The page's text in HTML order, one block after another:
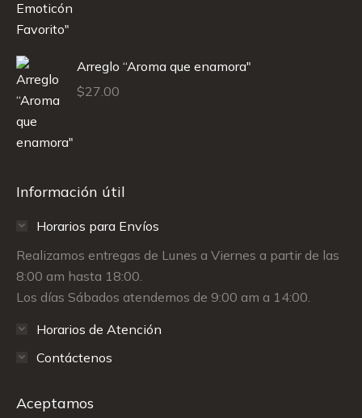
Arreglo “Aroma que enamora"
$27.00
Información útil
Horarios para Envíos
Realizamos entregas de Lunes a Viernes a partir de las
8:00 am hasta 18:00.
Los días Sábados atendemos de 9:00 am a 14:00.
Horarios de Atención
Contáctenos
Aceptamos